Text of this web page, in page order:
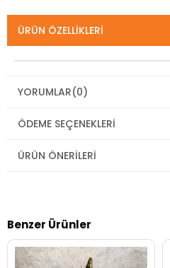
ÜRÜN ÖZELLIKLERI
YORUMLAR(0)
ÖDEME SEÇENEKLERI
ÜRÜN ÖNERILERI
Benzer Ürünler